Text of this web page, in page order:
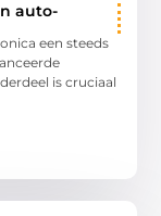
auto-
een steeds
is cruciaal